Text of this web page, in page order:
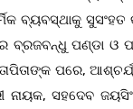
ବ୍ୟବସ୍ଥାକୁ
ପଣ୍ଡା ଓ
ପରେ,
ନାୟକ, ସହଦେବ